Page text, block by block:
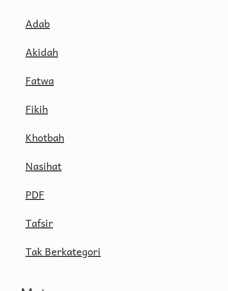
Adab
Akidah
Fatwa
Fikih
Khotbah
Nasihat
PDF
Tafsir
Tak Berkategori